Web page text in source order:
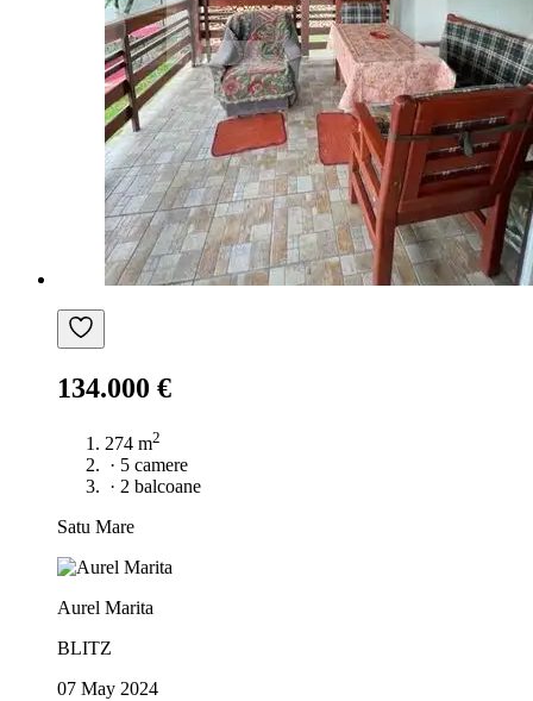
134.000 €
274 m2
· 5 camere
· 2 balcoane
Satu Mare
Aurel Marita
BLITZ
07 May 2024